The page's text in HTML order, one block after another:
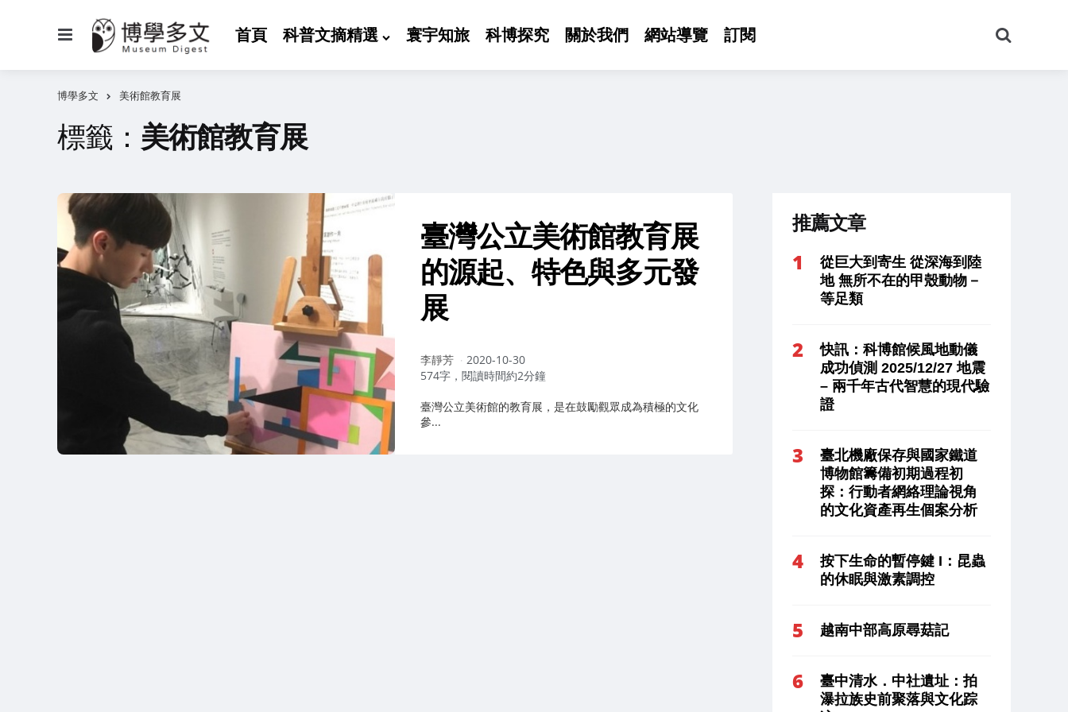
首頁 科普文摘精選 寰宇知旅 科博探究 關於我們 網站導覽 訂閱
尋
博學多文 美術館教育展
標籤： 美術館教育展
臺灣公立美術館教育展
的源起、特色與多元發
展
作
者：
李靜芳
2020-10-30
574字，閱讀時間約2分鐘
臺灣公立美術館的教育展，是在鼓勵觀眾成為積極的文化
參...
推薦文章
從巨大到寄生 從深海到陸
地 無所不在的甲殼動物－
等足類
快訊：科博館候風地動儀
成功偵測 2025/12/27 地震
– 兩千年古代智慧的現代驗
證
臺北機廠保存與國家鐵道
博物館籌備初期過程初
探：行動者網絡理論視角
的文化資產再生個案分析
按下生命的暫停鍵 I：昆蟲
的休眠與激素調控
越南中部高原尋菇記
臺中清水．中社遺址：拍
瀑拉族史前聚落與文化踪